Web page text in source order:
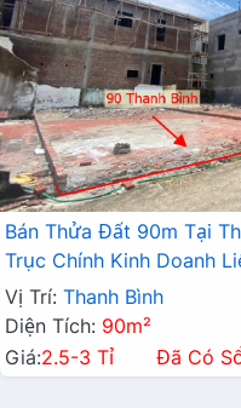
Bán Thửa Đất 90m Tại
Trục Chính Kinh Doanh
Vị Trí: Thanh Bình
Diện Tích: 90m²
Giá:2.5-3 Tỉ Đã Có